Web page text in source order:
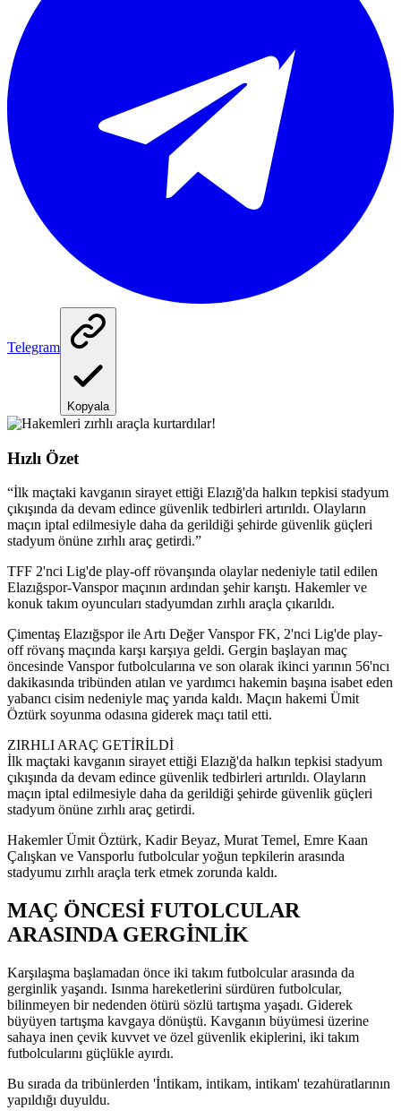
Telegram
Kopyala
Hızlı Özet
“İlk maçtaki kavganın sirayet ettiği Elazığ'da halkın tepkisi stadyum
çıkışında da devam edince güvenlik tedbirleri artırıldı. Olayların
maçın iptal edilmesiyle daha da gerildiği şehirde güvenlik güçleri
stadyum önüne zırhlı araç getirdi.”
TFF 2'nci Lig'de play-off rövanşında olaylar nedeniyle tatil edilen
Elazığspor-Vanspor maçının ardından şehir karıştı. Hakemler ve
konuk takım oyuncuları stadyumdan zırhlı araçla çıkarıldı.
Çimentaş Elazığspor ile Artı Değer Vanspor FK, 2'nci Lig'de play-
off rövanş maçında karşı karşıya geldi. Gergin başlayan maç
öncesinde Vanspor futbolcularına ve son olarak ikinci yarının 56'ncı
dakikasında tribünden atılan ve yardımcı hakemin başına isabet eden
yabancı cisim nedeniyle maç yarıda kaldı. Maçın hakemi Ümit
Öztürk soyunma odasına giderek maçı tatil etti.
ZIRHLI ARAÇ GETİRİLDİ
İlk maçtaki kavganın sirayet ettiği Elazığ'da halkın tepkisi stadyum
çıkışında da devam edince güvenlik tedbirleri artırıldı. Olayların
maçın iptal edilmesiyle daha da gerildiği şehirde güvenlik güçleri
stadyum önüne zırhlı araç getirdi.
Hakemler Ümit Öztürk, Kadir Beyaz, Murat Temel, Emre Kaan
Çalışkan ve Vansporlu futbolcular yoğun tepkilerin arasında
stadyumu zırhlı araçla terk etmek zorunda kaldı.
MAÇ ÖNCESİ FUTOLCULAR
ARASINDA GERGİNLİK
Karşılaşma başlamadan önce iki takım futbolcular arasında da
gerginlik yaşandı. Isınma hareketlerini sürdüren futbolcular,
bilinmeyen bir nedenden ötürü sözlü tartışma yaşadı. Giderek
büyüyen tartışma kavgaya dönüştü. Kavganın büyümesi üzerine
sahaya inen çevik kuvvet ve özel güvenlik ekiplerini, iki takım
futbolcularını güçlükle ayırdı.
Bu sırada da tribünlerden 'İntikam, intikam, intikam' tezahüratlarının
yapıldığı duyuldu.